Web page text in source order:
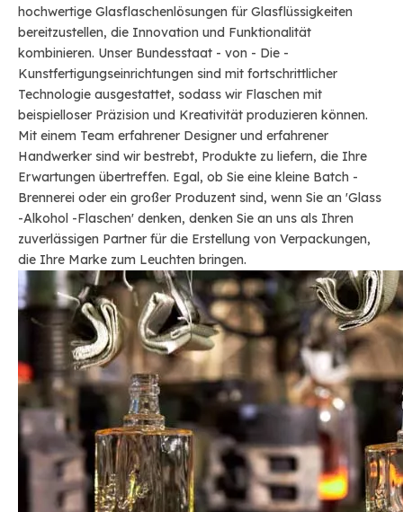
hochwertige Glasflaschenlösungen für Glasflüssigkeiten
bereitzustellen, die Innovation und Funktionalität
kombinieren. Unser Bundesstaat - von - Die -
Kunstfertigungseinrichtungen sind mit fortschrittlicher
Technologie ausgestattet, sodass wir Flaschen mit
beispielloser Präzision und Kreativität produzieren können.
Mit einem Team erfahrener Designer und erfahrener
Handwerker sind wir bestrebt, Produkte zu liefern, die Ihre
Erwartungen übertreffen. Egal, ob Sie eine kleine Batch -
Brennerei oder ein großer Produzent sind, wenn Sie an 'Glass
-Alkohol -Flaschen' denken, denken Sie an uns als Ihren
zuverlässigen Partner für die Erstellung von Verpackungen,
die Ihre Marke zum Leuchten bringen.